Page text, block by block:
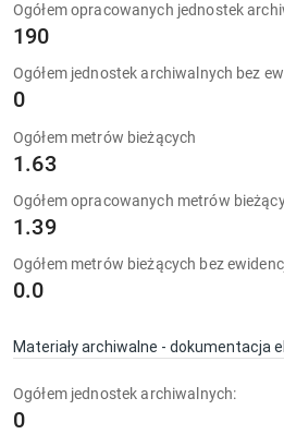
Ogółem opracowanych jednostek
190
Ogółem jednostek archiwalnych bez
0
Ogółem metrów bieżących
1.63
Ogółem opracowanych metrów
1.39
Ogółem metrów bieżących bez
0.0
Materiały archiwalne - dokumentacja
Ogółem jednostek archiwalnych:
0